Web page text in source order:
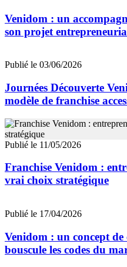
Venidom : un
son projet
Publié le 03/06/2026
Journées Découverte
modèle de franchise
Publié le 11/05/2026
Franchise Venidom :
vrai choix stratégique
Publié le 17/04/2026
Venidom : un concept
bouscule les codes du